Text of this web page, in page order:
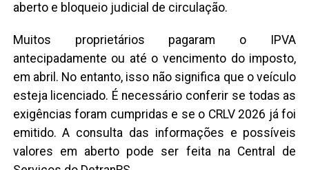
aberto e bloqueio judicial de circulação.
Muitos proprietários pagaram o IPVA
antecipadamente ou até o vencimento do imposto,
em abril. No entanto, isso não significa que o veículo
esteja licenciado. É necessário conferir se todas as
exigências foram cumpridas e se o CRLV 2026 já foi
emitido. A consulta das informações e possíveis
valores em aberto pode ser feita na Central de